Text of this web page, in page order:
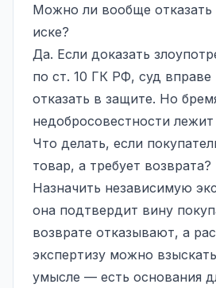
Можно ли вообще отказать
иске?
Да. Если доказать
по ст. 10 ГК РФ, суд
отказать в защите. Но
недобросовестности
Что делать, если
товар, а требует возврата?
Назначить независимую
она подтвердит вину
возврате отказывают, а
экспертизу можно
умысле — есть основания